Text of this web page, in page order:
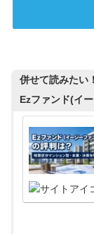
併せて読みたい！
Ezファンド(イ